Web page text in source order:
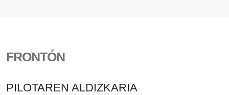
FRONTÓN
PILOTAREN ALDIZKARIA